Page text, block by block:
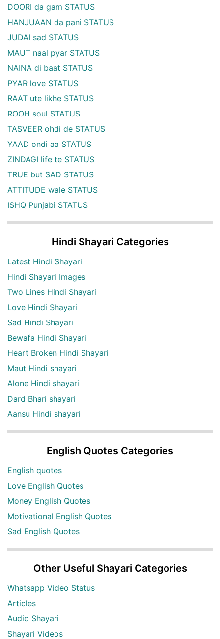
DOORI da gam STATUS
HANJUAAN da pani STATUS
JUDAI sad STATUS
MAUT naal pyar STATUS
NAINA di baat STATUS
PYAR love STATUS
RAAT ute likhe STATUS
ROOH soul STATUS
TASVEER ohdi de STATUS
YAAD ondi aa STATUS
ZINDAGI life te STATUS
TRUE but SAD STATUS
ATTITUDE wale STATUS
ISHQ Punjabi STATUS
Hindi Shayari Categories
Latest Hindi Shayari
Hindi Shayari Images
Two Lines Hindi Shayari
Love Hindi Shayari
Sad Hindi Shayari
Bewafa Hindi Shayari
Heart Broken Hindi Shayari
Maut Hindi shayari
Alone Hindi shayari
Dard Bhari shayari
Aansu Hindi shayari
English Quotes Categories
English quotes
Love English Quotes
Money English Quotes
Motivational English Quotes
Sad English Quotes
Other Useful Shayari Categories
Whatsapp Video Status
Articles
Audio Shayari
Shayari Videos